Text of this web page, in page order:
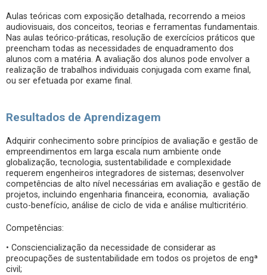
Aulas teóricas com exposição detalhada, recorrendo a meios
audiovisuais, dos conceitos, teorias e ferramentas fundamentais.
Nas aulas teórico-práticas, resolução de exercícios práticos que
preencham todas as necessidades de enquadramento dos
alunos com a matéria. A avaliação dos alunos pode envolver a
realização de trabalhos individuais conjugada com exame final,
ou ser efetuada por exame final.
Resultados de Aprendizagem
Adquirir conhecimento sobre princípios de avaliação e gestão de
empreendimentos em larga escala num ambiente onde
globalização, tecnologia, sustentabilidade e complexidade
requerem engenheiros integradores de sistemas; desenvolver
competências de alto nível necessárias em avaliação e gestão de
projetos, incluindo engenharia financeira, economia, avaliação
custo-benefício, análise de ciclo de vida e análise multicritério.
Competências:
• Consciencialização da necessidade de considerar as
preocupações de sustentabilidade em todos os projetos de engª
civil;